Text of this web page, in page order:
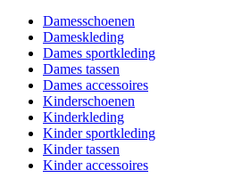
Damesschoenen
Dameskleding
Dames sportkleding
Dames tassen
Dames accessoires
Kinderschoenen
Kinderkleding
Kinder sportkleding
Kinder tassen
Kinder accessoires